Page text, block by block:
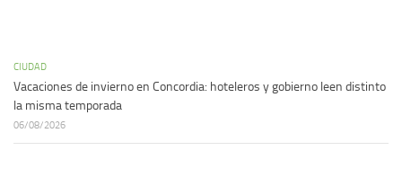
CIUDAD
Vacaciones de invierno en Concordia: hoteleros y gobierno leen distinto
la misma temporada
06/08/2026